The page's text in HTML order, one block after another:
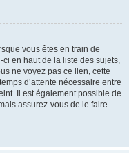
vous êtes en train de
en haut de la liste des sujets,
ne voyez pas ce lien, cette
d’attente nécessaire entre
Il est également possible de
assurez-vous de le faire